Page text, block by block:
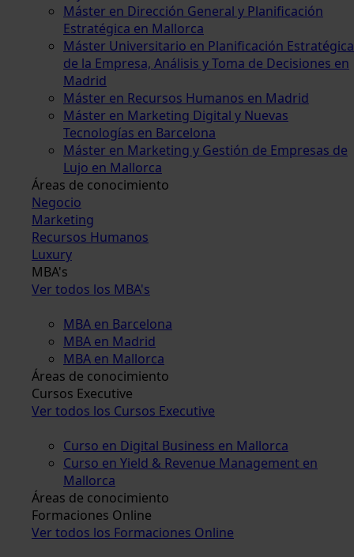
Máster en Dirección General y Planificación
Estratégica en Mallorca
Máster Universitario en Planificación Estratégica
de la Empresa, Análisis y Toma de Decisiones en
Madrid
Máster en Recursos Humanos en Madrid
Máster en Marketing Digital y Nuevas
Tecnologías en Barcelona
Máster en Marketing y Gestión de Empresas de
Lujo en Mallorca
Áreas de conocimiento
Negocio
Marketing
Recursos Humanos
Luxury
MBA's
Ver todos los MBA's
MBA en Barcelona
MBA en Madrid
MBA en Mallorca
Áreas de conocimiento
Cursos Executive
Ver todos los Cursos Executive
Curso en Digital Business en Mallorca
Curso en Yield & Revenue Management en
Mallorca
Áreas de conocimiento
Formaciones Online
Ver todos los Formaciones Online